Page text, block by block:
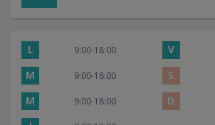
L 9:00-18:00 V
M 9:00-18:00 S
M 9:00-18:00 D